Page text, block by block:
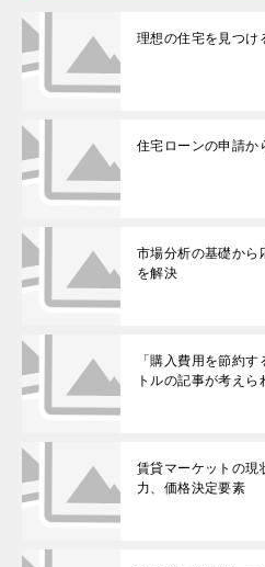
理想の住宅を見つけ
住宅ローンの申請か
市場分析の基礎か
を解決
「購入費用を節約
トルの記事が考えら
賃貸マーケットの現
力、価格決定要素